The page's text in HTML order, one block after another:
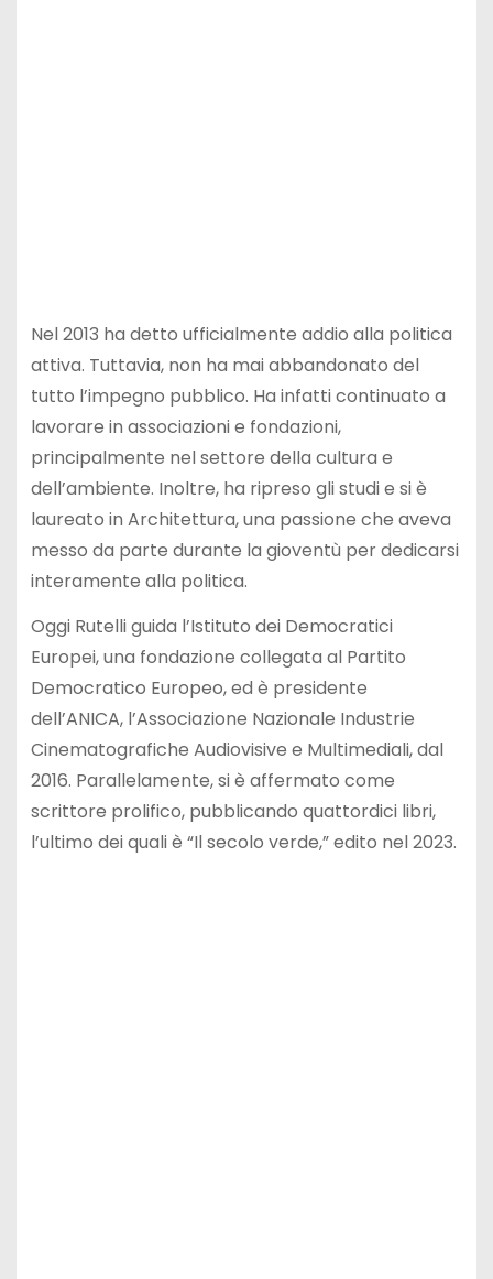
Nel 2013 ha detto ufficialmente addio alla politica
attiva. Tuttavia, non ha mai abbandonato del
tutto l’impegno pubblico. Ha infatti continuato a
lavorare in associazioni e fondazioni,
principalmente nel settore della cultura e
dell’ambiente. Inoltre, ha ripreso gli studi e si è
laureato in Architettura, una passione che aveva
messo da parte durante la gioventù per dedicarsi
interamente alla politica.
Oggi Rutelli guida l’Istituto dei Democratici
Europei, una fondazione collegata al Partito
Democratico Europeo, ed è presidente
dell’ANICA, l’Associazione Nazionale Industrie
Cinematografiche Audiovisive e Multimediali, dal
2016. Parallelamente, si è affermato come
scrittore prolifico, pubblicando quattordici libri,
l’ultimo dei quali è “Il secolo verde,” edito nel 2023.